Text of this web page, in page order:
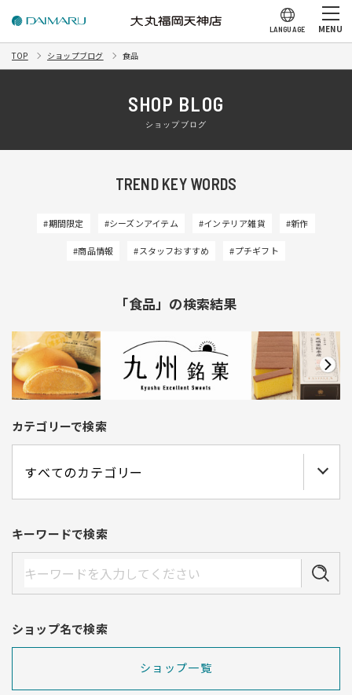
LANGUAGE MENU
TOP ショップブログ 食品
SHOP BLOG
ショップブログ
TREND KEY WORDS
#期間限定 #シーズンアイテム #インテリア雑貨 #新作
#商品情報 #スタッフおすすめ #プチギフト
「食品」の検索結果
カテゴリーで検索
キーワードで検索
ショップ名で検索
ショップ一覧